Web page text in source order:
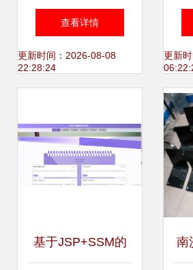
系统”计算机毕业设
计开题报告与系统
查看详情
更新时间：2026-08-08
22:28:24
销
更新
基于JSP+SSM的 南